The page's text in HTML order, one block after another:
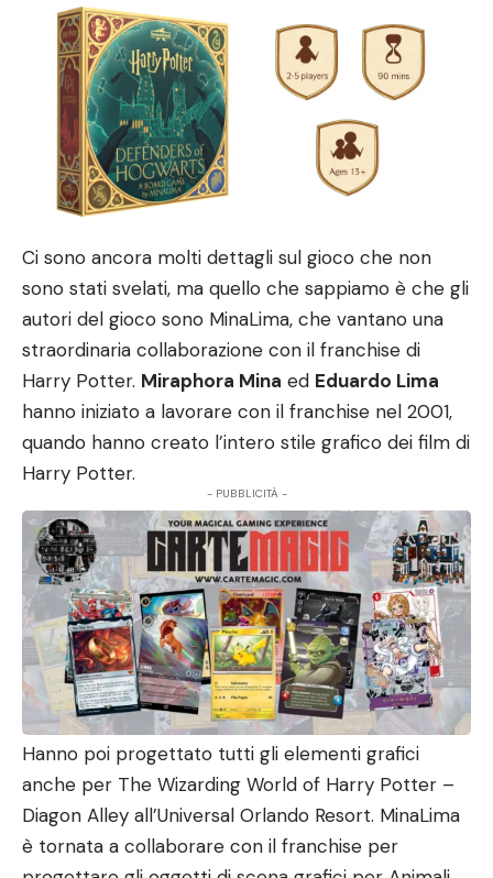
Ci sono ancora molti dettagli sul gioco che non
sono stati svelati, ma quello che sappiamo è che gli
autori del gioco sono MinaLima, che vantano una
straordinaria collaborazione con il franchise di
Harry Potter. Miraphora Mina ed Eduardo Lima
hanno iniziato a lavorare con il franchise nel 2001,
quando hanno creato l’intero stile grafico dei film di
Harry Potter.
- PUBBLICITÀ -
Hanno poi progettato tutti gli elementi grafici
anche per The Wizarding World of Harry Potter –
Diagon Alley all’Universal Orlando Resort. MinaLima
è tornata a collaborare con il franchise per